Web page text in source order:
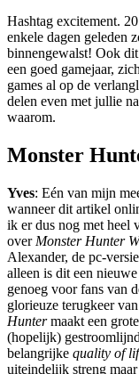
Hashtag excitement.
enkele dagen geleden
binnengewalst! Ook
een goed gamejaar,
games al op de
delen even met jullie
waarom.
Monster
Yves: Eén van mijn
wanneer dit artikel
ik er dus nog met heel
over Monster Hunter
Alexander, de pc-
alleen is dit een nieuwe
genoeg voor fans van
glorieuze terugkeer
Huntermaakt een
(hopelijk)
belangrijke quality of
uiteindelijk streng